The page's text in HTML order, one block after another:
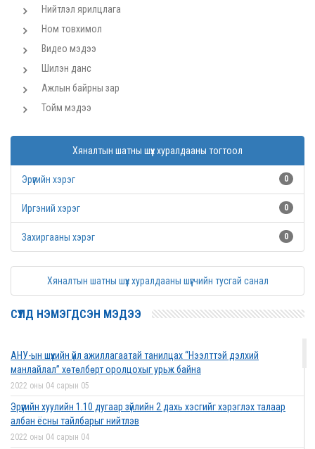
Нийтлэл ярилцлага
Ном товхимол
Видео мэдээ
Шилэн данс
Ажлын байрны зар
Тойм мэдээ
Хяналтын шатны шүүх хуралдааны тогтоол
Эрүүгийн хэрэг 0
Иргэний хэрэг 0
Захиргааны хэрэг 0
Хяналтын шатны шүүх хуралдааны шүүгчийн тусгай санал
СҮҮЛД НЭМЭГДСЭН МЭДЭЭ
АНУ-ын шүүхийн үйл ажиллагаатай танилцах “Нээлттэй дэлхий
манлайлал” хөтөлбөрт оролцохыг урьж байна
2022 оны 04 сарын 05
Эрүүгийн хуулийн 1.10 дугаар зүйлийн 2 дахь хэсгийг хэрэглэх талаар
албан ёсны тайлбарыг нийтлэв
2022 оны 04 сарын 04